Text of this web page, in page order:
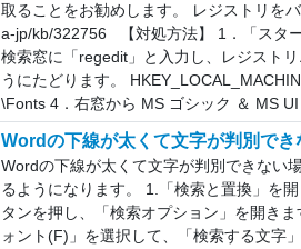
取ることをお勧めします。 レジストリを
a-jp/kb/322756 【対処方法】 1．「スタ
検索窓に「regedit」と入力し、レジスト
うにたどります。
\Fonts 4．右窓から MS ゴシック ＆ MS
Wordの下線が太くて文字が判別でき
Wordの下線が太くて文字が判別できない
るようになります。 1.「検索と置換」を
タンを押し、「検索オプション」を開き
ォント(F)」を選択して、「検索する文字